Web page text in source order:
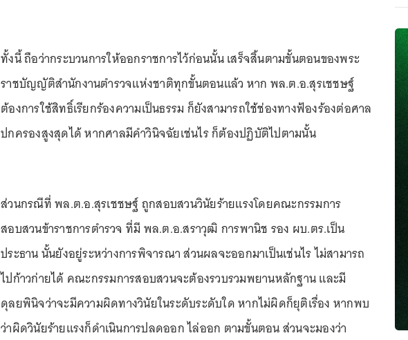
ทั้งนี้ ถือว่ากระบวนการให้ออกราชการไว้ก่อนนั้น เสร็จสิ้นตามขั้นตอนของพระ
ราชบัญญัติสำนักงานตำรวจแห่งชาติทุกขั้นตอนแล้ว หาก พล.ต.อ.สุรเชชษฐ์
ต้องการใช้สิทธิ์เรียกร้องความเป็นธรรม ก็ยังสามารถใช้ช่องทางฟ้องร้องต่อศาล
ปกครองสูงสุดได้ หากศาลมีคำวินิจฉัยเช่นไร ก็ต้องปฏิบัติไปตามนั้น
ส่วนกรณีที่ พล.ต.อ.สุรเชชษฐ์ ถูกสอบสวนวินัยร้ายแรงโดยคณะกรรมการ
สอบสวนข้าราชการตำรวจ ที่มี พล.ต.อ.สราวุฒิ การพานิช รอง ผบ.ตร.เป็น
ประธาน นั้นยังอยู่ระหว่างการพิจารณา ส่วนผลจะออกมาเป็นเช่นไร ไม่สามารถ
ไปก้าวก่ายได้ คณะกรรมการสอบสวนจะต้องรวบรวมพยานหลักฐาน และมี
ดุลยพินิจว่าจะมีความผิดทางวินัยในระดับระดับใด หากไม่ผิดก็ยุติเรื่อง หากพบ
ว่าผิดวินัยร้ายแรงก็ดำเนินการปลดออก ไล่ออก ตามขั้นตอน ส่วนจะมองว่า